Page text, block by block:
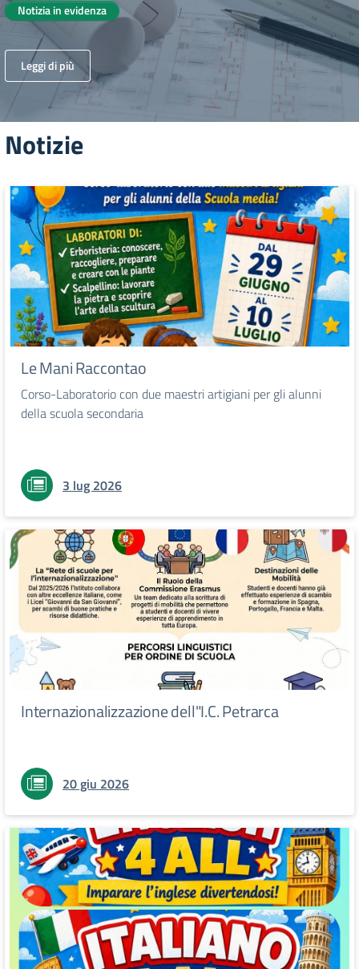
Notizia in evidenza
Leggi di più
Notizie
Le Mani Raccontao
Corso-Laboratorio con due maestri artigiani per gli alunni
della scuola secondaria
3 lug 2026
Internazionalizzazione dell"I.C. Petrarca
20 giu 2026